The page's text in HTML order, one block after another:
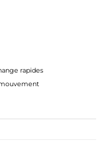
rapides